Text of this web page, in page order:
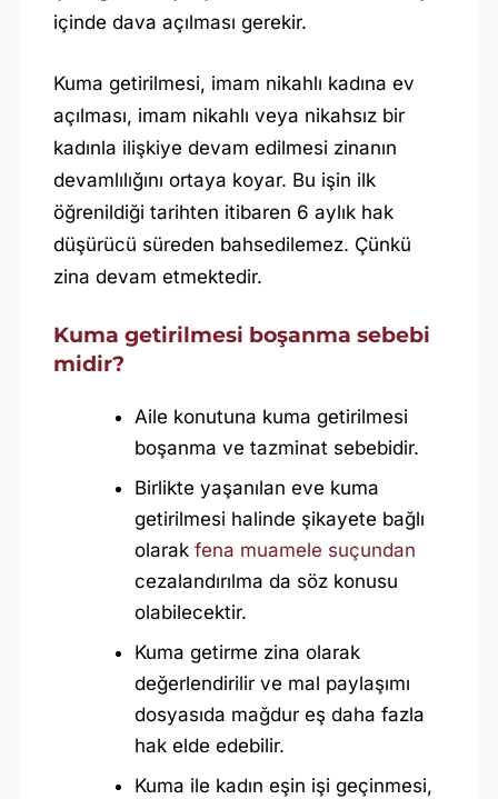
içinde dava açılması gerekir.
Kuma getirilmesi, imam nikahlı kadına ev
açılması, imam nikahlı veya nikahsız bir
kadınla ilişkiye devam edilmesi zinanın
devamlılığını ortaya koyar. Bu işin ilk
öğrenildiği tarihten itibaren 6 aylık hak
düşürücü süreden bahsedilemez. Çünkü
zina devam etmektedir.
Kuma getirilmesi boşanma sebebi
midir?
Aile konutuna kuma getirilmesi
boşanma ve tazminat sebebidir.
Birlikte yaşanılan eve kuma
getirilmesi halinde şikayete bağlı
olarak fena muamele suçundan
cezalandırılma da söz konusu
olabilecektir.
Kuma getirme zina olarak
değerlendirilir ve mal paylaşımı
dosyasıda mağdur eş daha fazla
hak elde edebilir.
Kuma ile kadın eşin işi geçinmesi,